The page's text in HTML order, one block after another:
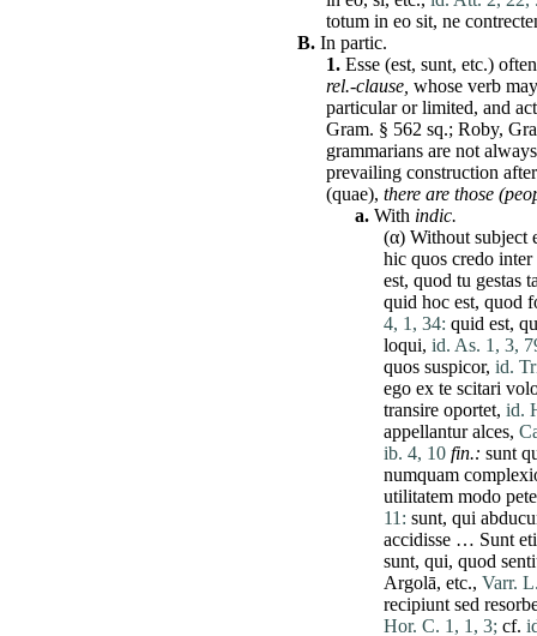
totum in eo sit, ne
B. In partic.
1. Esse (est, sunt, etc.)
rel.-clause, whose verb
particular or limited, and
Gram. § 562 sq.; Roby,
grammarians are not
prevailing construction
(quae), there are those
a. With indic.
(α) Without subject
hic quos credo inter
est, quod tu gestas
quid hoc est, quod
4, 1, 34: quid est,
loqui, id. As. 1, 3,
quos suspicor, id.
ego ex te scitari
transire oportet, id.
appellantur alces,
ib. 4, 10 fin.: sunt
numquam
utilitatem modo
11: sunt, qui
accidisse … Sunt
sunt, qui, quod
Argolā, etc., Varr.
recipiunt sed
Hor. C. 1, 1, 3; cf.